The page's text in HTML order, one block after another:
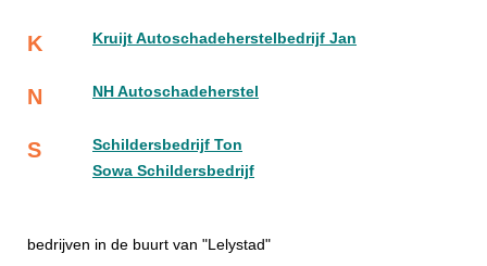
K Kruijt Autoschadeherstelbedrijf Jan
N NH Autoschadeherstel
S
Schildersbedrijf Ton
Sowa Schildersbedrijf
bedrijven in de buurt van "Lelystad"